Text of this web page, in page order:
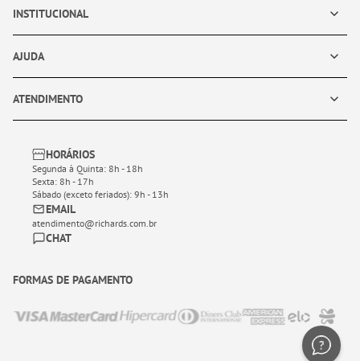
INSTITUCIONAL
AJUDA
ATENDIMENTO
HORÁRIOS
Segunda à Quinta: 8h - 18h
Sexta: 8h - 17h
Sábado (exceto feriados): 9h - 13h
EMAIL
atendimento@richards.com.br
CHAT
FORMAS DE PAGAMENTO